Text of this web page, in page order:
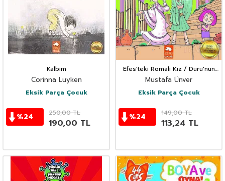
Kalbim
Corinna Luyken
Eksik Parça Çocuk
%24 250,00TL
190,00 TL
Efes'teki Romalı Kız / Duru'nun
Tatil Günlükleri
Mustafa Ünver
Eksik Parça Çocuk
%24 149,00TL
113,24 TL